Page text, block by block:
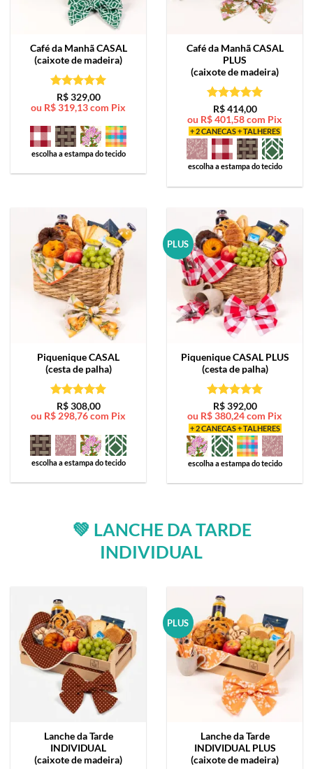
Café da ManhãCASAL
(caixote de madeira)
Avaliação5
de 5
R$329,00
ou R$319,13com Pix
escolha a estampa do tecido
Café da ManhãCASAL
PLUS
(caixote de madeira)
Avaliação5
de 5
R$414,00
ou R$401,58com Pix
+ 2 CANECAS + TALHERES
escolha a estampa do tecido
PiqueniqueCASAL
(cesta de palha)
Avaliação5
de 5
R$308,00
ou R$298,76com Pix
escolha a estampa do tecido
PLUS
PiqueniqueCASAL PLUS
(cesta de palha)
Avaliação5
de 5
R$392,00
ou R$380,24com Pix
+ 2 CANECAS + TALHERES
escolha a estampa do tecido
💚 LANCHE DA TARDE
INDIVIDUAL
Lanche da Tarde
INDIVIDUAL
(caixote de madeira)
PLUS
Lanche da Tarde
INDIVIDUAL PLUS
(caixote de madeira)